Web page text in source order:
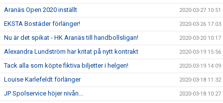
Aranäs Open 2020 inställt 2020-03-27 10:51
EKSTA Bostäder förlänger! 2020-03-26 17:03
Nu är det spikat - HK Aranäs till handbollsligan! 2020-03-20 10:17
Alexandra Lundström har kritat på nytt kontrakt 2020-03-19 15:56
Tack alla som köpte fiktiva biljetter i helgen! 2020-03-19 14:09
Louise Karlefeldt förlänger 2020-03-18 11:32
JP Spolservice höjer nivån... 2020-03-18 10:27